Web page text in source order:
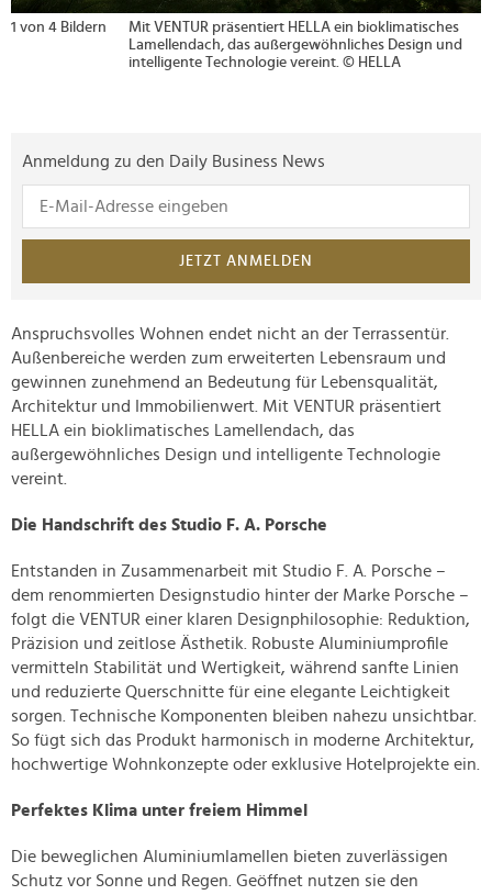
1 von 4 Bildern
Mit VENTUR präsentiert HELLA ein bioklimatisches
Lamellendach, das außergewöhnliches Design und
intelligente Technologie vereint. © HELLA
Anmeldung zu den Daily Business News
JETZT ANMELDEN
Anspruchsvolles Wohnen endet nicht an der Terrassentür.
Außenbereiche werden zum erweiterten Lebensraum und
gewinnen zunehmend an Bedeutung für Lebensqualität,
Architektur und Immobilienwert. Mit VENTUR präsentiert
HELLA ein bioklimatisches Lamellendach, das
außergewöhnliches Design und intelligente Technologie
vereint.
Die Handschrift des Studio F. A. Porsche
Entstanden in Zusammenarbeit mit Studio F. A. Porsche –
dem renommierten Designstudio hinter der Marke Porsche –
folgt die VENTUR einer klaren Designphilosophie: Reduktion,
Präzision und zeitlose Ästhetik. Robuste Aluminiumprofile
vermitteln Stabilität und Wertigkeit, während sanfte Linien
und reduzierte Querschnitte für eine elegante Leichtigkeit
sorgen. Technische Komponenten bleiben nahezu unsichtbar.
So fügt sich das Produkt harmonisch in moderne Architektur,
hochwertige Wohnkonzepte oder exklusive Hotelprojekte ein.
Perfektes Klima unter freiem Himmel
Die beweglichen Aluminiumlamellen bieten zuverlässigen
Schutz vor Sonne und Regen. Geöffnet nutzen sie den